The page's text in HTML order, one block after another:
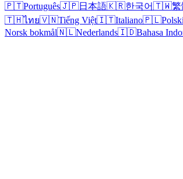
🇵🇹Português🇯🇵日本語🇰🇷한국어🇹🇼繁
🇹🇭ไทย🇻🇳Tiếng Việt🇮🇹Italiano🇵🇱
Norsk bokmål🇳🇱Nederlands🇮🇩Bahasa